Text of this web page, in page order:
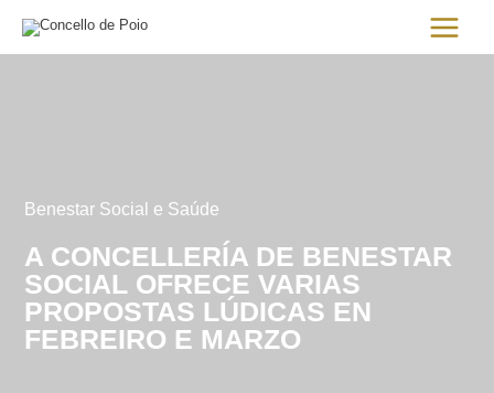
contenido
Main
Menu
Benestar Social e Saúde
A CONCELLERÍA DE BENESTAR
SOCIAL OFRECE VARIAS
PROPOSTAS LÚDICAS EN
FEBREIRO E MARZO